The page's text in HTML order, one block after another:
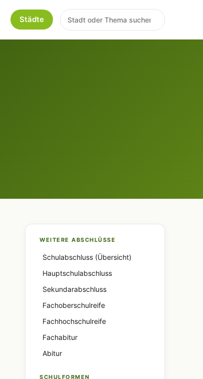
Städte
WEITERE ABSCHLÜSSE
Schulabschluss (Übersicht)
Hauptschulabschluss
Sekundarabschluss
Fachoberschulreife
Fachhochschulreife
Fachabitur
Abitur
SCHULFORMEN